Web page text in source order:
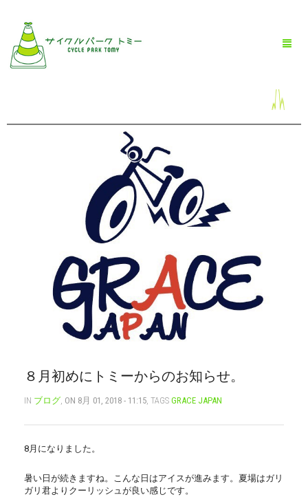
お問い合わせ
お買い物ガイド
カートを見る
送料・お支払い・返品について
８月初めにトミーからのお知らせ。
IN ブログ, ON 8月 01, 2018 - 11:15, TAGS GRACE JAPAN
8月になりました。
暑い日が続きますね。こんな日はアイスが進みます。 夏場はガリ
ガリ君よりクーリッシュが良い感じです。